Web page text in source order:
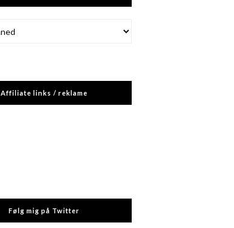
Affiliate links / reklame
Følg mig på Twitter